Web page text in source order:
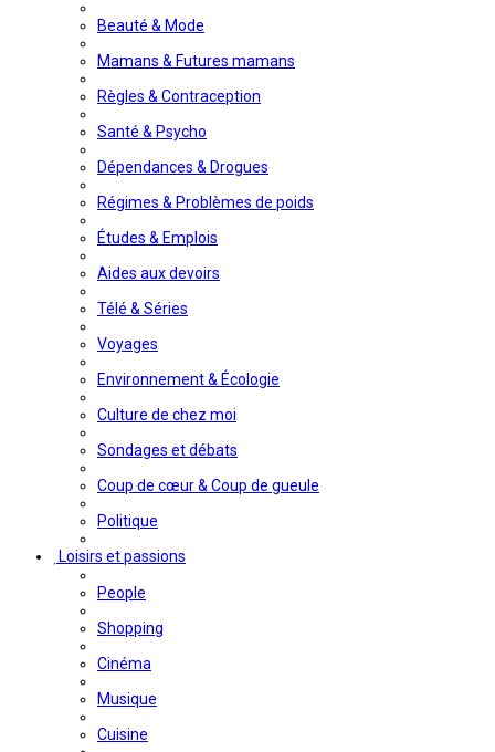
Beauté & Mode
Mamans & Futures mamans
Règles & Contraception
Santé & Psycho
Dépendances & Drogues
Régimes & Problèmes de poids
Études & Emplois
Aides aux devoirs
Télé & Séries
Voyages
Environnement & Écologie
Culture de chez moi
Sondages et débats
Coup de cœur & Coup de gueule
Politique
Loisirs et passions
People
Shopping
Cinéma
Musique
Cuisine